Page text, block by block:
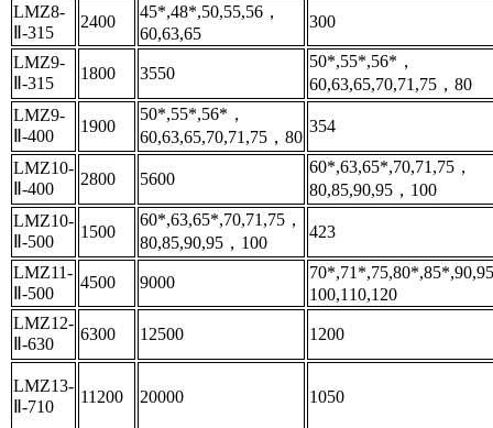
LMZ8-
Ⅱ-315
2400
45*,48*,50,55,56，
60,63,65
300
LMZ9-
Ⅱ-315
1800 3550
50*,55*,56*，
60,63,65,70,71,75，80
LMZ9-
Ⅱ-400
1900
50*,55*,56*，
60,63,65,70,71,75，80
354
LMZ10-
Ⅱ-400
2800 5600
60*,63,65*,70,71,75，
80,85,90,95，100
LMZ10-
Ⅱ-500
1500
60*,63,65*,70,71,75，
80,85,90,95，100
423
LMZ11-
Ⅱ-500
4500 9000
100,110,120
LMZ12-
Ⅱ-630
6300 12500 1200
LMZ13-
Ⅱ-710
11200 20000 1050